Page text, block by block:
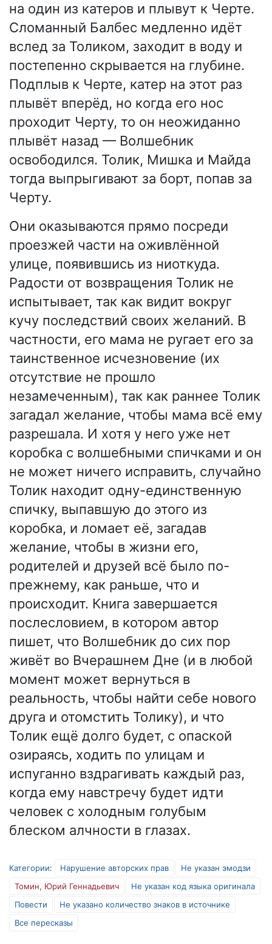
на один из катеров и плывут к Черте.
Сломанный Балбес медленно идёт
вслед за Толиком, заходит в воду и
постепенно скрывается на глубине.
Подплыв к Черте, катер на этот раз
плывёт вперёд, но когда его нос
проходит Черту, то он неожиданно
плывёт назад — Волшебник
освободился. Толик, Мишка и Майда
тогда выпрыгивают за борт, попав за
Черту.
Они оказываются прямо посреди
проезжей части на оживлённой
улице, появившись из ниоткуда.
Радости от возвращения Толик не
испытывает, так как видит вокруг
кучу последствий своих желаний. В
частности, его мама не ругает его за
таинственное исчезновение (их
отсутствие не прошло
незамеченным), так как раннее Толик
загадал желание, чтобы мама всё ему
разрешала. И хотя у него уже нет
коробка с волшебными спичками и он
не может ничего исправить, случайно
Толик находит одну-единственную
спичку, выпавшую до этого из
коробка, и ломает её, загадав
желание, чтобы в жизни его,
родителей и друзей всё было по-
прежнему, как раньше, что и
происходит. Книга завершается
послесловием, в котором автор
пишет, что Волшебник до сих пор
живёт во Вчерашнем Дне (и в любой
момент может вернуться в
реальность, чтобы найти себе нового
друга и отомстить Толику), и что
Толик ещё долго будет, с опаской
озираясь, ходить по улицам и
испуганно вздрагивать каждый раз,
когда ему навстречу будет идти
человек с холодным голубым
блеском алчности в глазах.
Категории: Нарушение авторских прав
Не указан эмодзи
Томин, Юрий Геннадьевич
Не указан код языка оригинала
Повести
Не указано количество знаков в источнике
Все пересказы